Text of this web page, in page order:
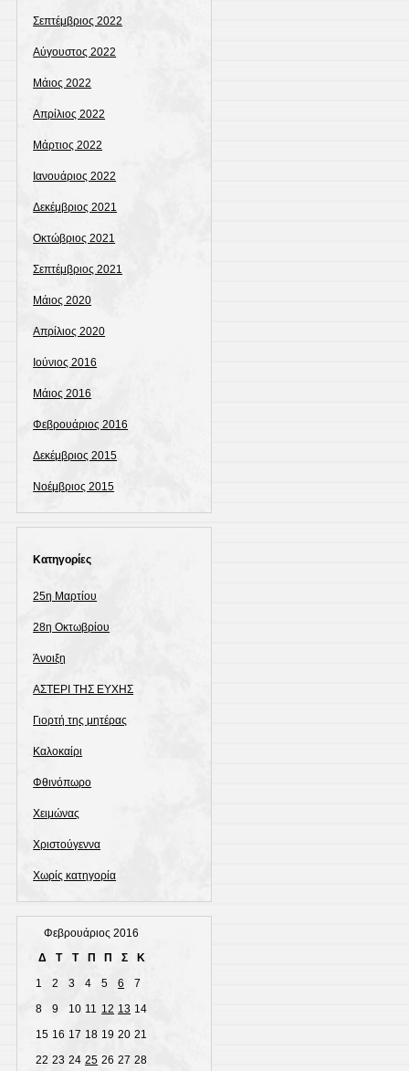
Σεπτέμβριος 2022
Αύγουστος 2022
Μάιος 2022
Απρίλιος 2022
Μάρτιος 2022
Ιανουάριος 2022
Δεκέμβριος 2021
Οκτώβριος 2021
Σεπτέμβριος 2021
Μάιος 2020
Απρίλιος 2020
Ιούνιος 2016
Μάιος 2016
Φεβρουάριος 2016
Δεκέμβριος 2015
Νοέμβριος 2015
Kατηγορίες
25η Μαρτίου
28η Οκτωβρίου
Άνοιξη
ΑΣΤΕΡΙ ΤΗΣ ΕΥΧΗΣ
Γιορτή της μητέρας
Καλοκαίρι
Φθινόπωρο
Χειμώνας
Χριστούγεννα
Χωρίς κατηγορία
Φεβρουάριος 2016
Δ
Τ Τ Π Π Σ
Κ
1
2 3 4 5 6
7
8
9 10 11 12 13 14
15 16 17 18 19 20 21
22 23 24 25 26 27 28